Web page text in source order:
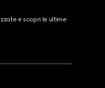
e scopri le ultime